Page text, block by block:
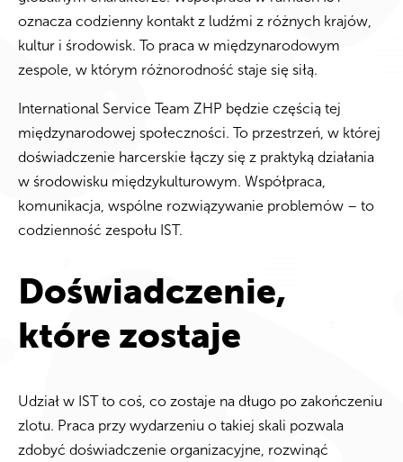
oznacza codzienny kontakt z ludźmi z różnych krajów,
kultur i środowisk. To praca w międzynarodowym
zespole, w którym różnorodność staje się siłą.
International Service Team ZHP będzie częścią tej
międzynarodowej społeczności. To przestrzeń, w której
doświadczenie harcerskie łączy się z praktyką działania
w środowisku międzykulturowym. Współpraca,
komunikacja, wspólne rozwiązywanie problemów – to
codzienność zespołu IST.
Doświadczenie,
które zostaje
Udział w IST to coś, co zostaje na długo po zakończeniu
zlotu. Praca przy wydarzeniu o takiej skali pozwala
zdobyć doświadczenie organizacyjne, rozwinąć